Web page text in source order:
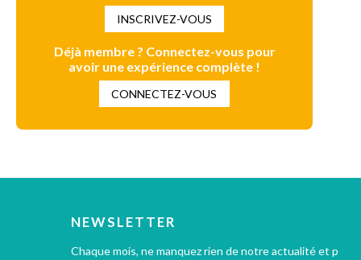
INSCRIVEZ-VOUS
Déjà membre ? Connectez-vous pour
avoir une expérience complète !
CONNECTEZ-VOUS
NEWSLETTER
Chaque mois, ne manquez rien de notre actualité et